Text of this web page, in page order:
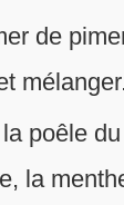
de
mélanger.
poêle
la